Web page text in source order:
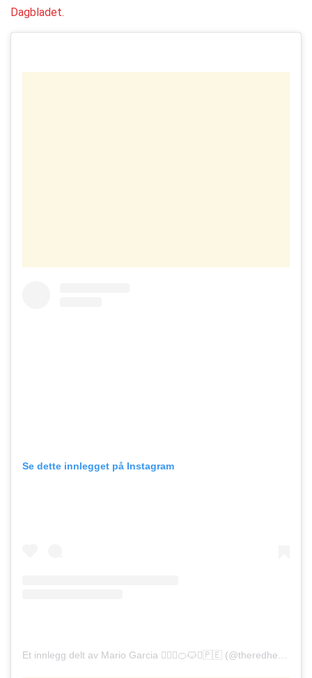
Dagbladet.
Se dette innlegget på Instagram